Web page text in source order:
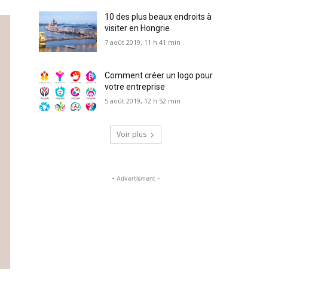
10 des plus beaux endroits à
visiter en Hongrie
7 août 2019, 11 h 41 min
Comment créer un logo pour
votre entreprise
5 août 2019, 12 h 52 min
Voir plus
- Advertisment -